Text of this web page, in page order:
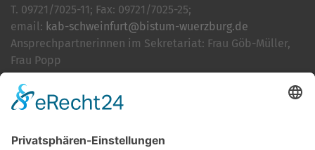
T. 09721/7025-11; Fax: 09721/7025-25;
email: kab-schweinfurt@bistum-wuerzburg.de
Ansprechpartnerinnen im Sekretariat: Frau Göb-Müller,
Frau Popp